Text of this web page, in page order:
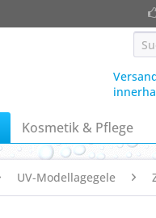
Kosmetik & Pflege
UV-Modellagegele